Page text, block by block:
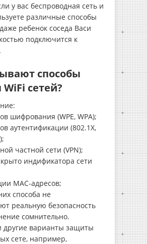
у вас беспроводная сеть и
различные способы
ребенок соседа Васи
подключится к
способы
сетей?
шифрования (WPE, WPA);
аутентификации (802.1X,
частной сети (VPN);
индификатора сети
MAC-адресов;
способа не
реальную безопасность
сомнительно.
варианты защиты
сете, например,